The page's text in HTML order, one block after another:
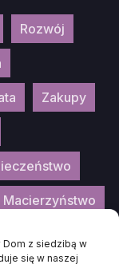
z siedzibą w
się w naszej
Rozwój
Zakupy
Macierzyństwo